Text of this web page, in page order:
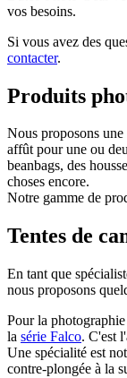
vos besoins.
Si vous avez des
contacter.
Produits
Nous proposons une
affût pour une ou
beanbags, des
choses encore.
Notre gamme de
Tentes de
En tant que
nous proposons
Pour la
la série Falco. C'est
Une spécialité est
contre-plongée à la